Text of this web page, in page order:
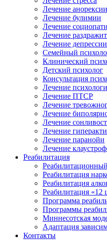
Лечение анорексии
Лечение булимии
Лечение
Лечение
Лечение депрессии
Семейный
Клинический
Детский психолог
Консультация
Лечение
Лечение ПТСР
Лечение
Лечение
Лечение
Лечение
Лечение паранойи
Лечение
Реабилитация
Реабилитация
Реабилитация
Реабилитация «12
Программа
Программы
Миннесотская
Адаптация
Контакты